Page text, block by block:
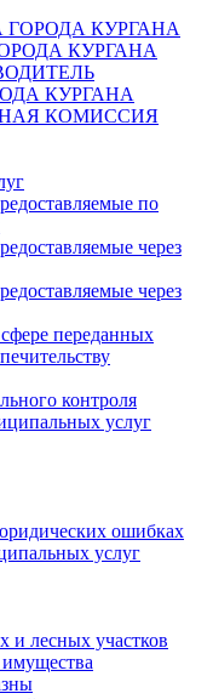
КУРГАНА
КУРГАНА
КУРГАНА
КОМИССИЯ
по
через
через
переданных
контроля
услуг
ошибках
услуг
и лесных участков